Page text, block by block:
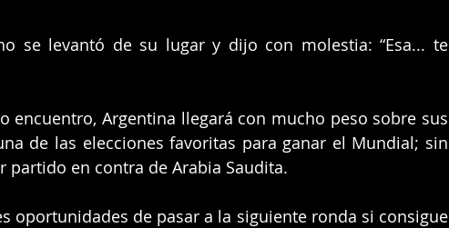
se levantó de su lugar y dijo con molestia: “Esa... te
encuentro, Argentina llegará con mucho peso sobre sus
de las elecciones favoritas para ganar el Mundial; sin
en contra de Arabia Saudita.
oportunidades de pasar a la siguiente ronda si consigue